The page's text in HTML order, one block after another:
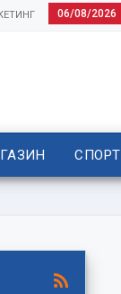
06/08/2026
СПОРТ